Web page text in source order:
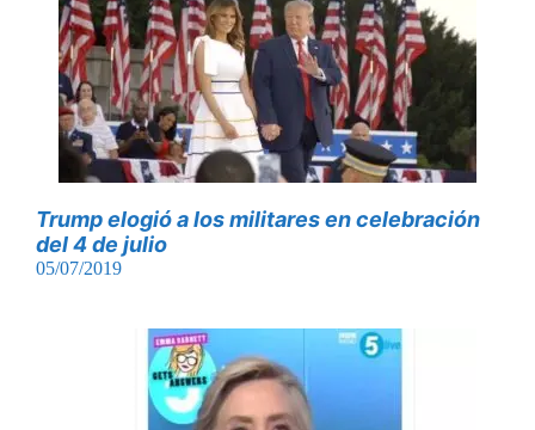
Trump elogió a los militares en celebración
del 4 de julio
05/07/2019